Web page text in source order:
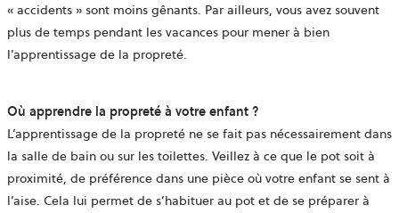
« accidents » sont moins gênants. Par ailleurs, vous avez souvent
plus de temps pendant les vacances pour mener à bien
l’apprentissage de la propreté.
Où apprendre la propreté à votre enfant ?
L’apprentissage de la propreté ne se fait pas nécessairement dans
la salle de bain ou sur les toilettes. Veillez à ce que le pot soit à
proximité, de préférence dans une pièce où votre enfant se sent à
l’aise. Cela lui permet de s’habituer au pot et de se préparer à